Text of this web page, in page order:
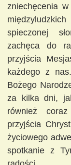
zniechęcenia
spieczonej
zachęca do
przyjścia
każdego z
Bożego
za kilka dni,
również
przyjścia
życiowego
spotkanie z